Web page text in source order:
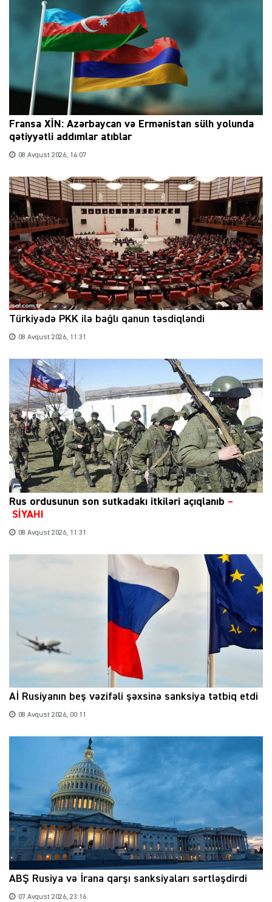
Fransa XİN: Azərbaycan və Ermənistan sülh yolunda
qətiyyətli addımlar atıblar
08 Avqust 2026, 14:07
Türkiyədə PKK ilə bağlı qanun təsdiqləndi
08 Avqust 2026, 11:31
Rus ordusunun son sutkadakı itkiləri açıqlanıb –
SİYAHI
08 Avqust 2026, 11:31
Aİ Rusiyanın beş vəzifəli şəxsinə sanksiya tətbiq etdi
08 Avqust 2026, 00:11
ABŞ Rusiya və İrana qarşı sanksiyaları sərtləşdirdi
07 Avqust 2026, 23:16